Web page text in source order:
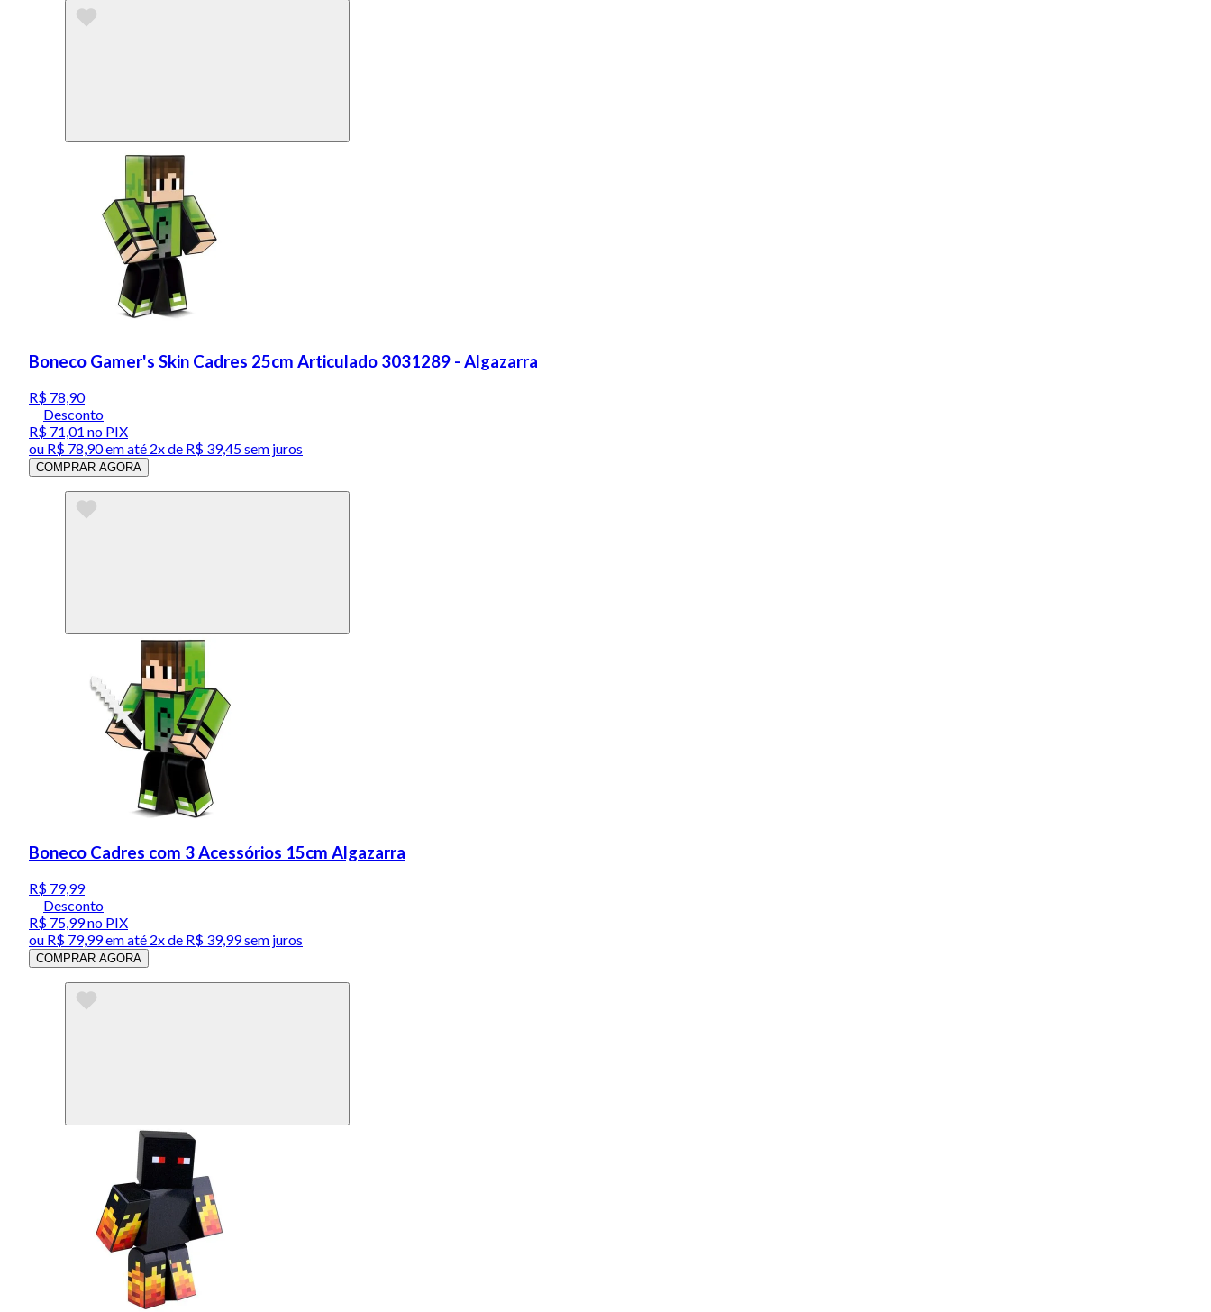
Boneco Gamer's Skin Cadres 25cm Articulado 3031289 - Algazarra
R$ 78,90
Desconto
R$ 71,01 no PIX
ou R$ 78,90em até 2x de R$ 39,45 sem juros
COMPRAR AGORA
Boneco Cadres com 3 Acessórios 15cm Algazarra
R$ 79,99
Desconto
R$ 75,99no PIX
ou R$ 79,99em até 2x de R$ 39,99 sem juros
COMPRAR AGORA